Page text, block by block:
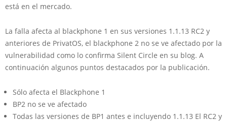
está en el mercado.
La falla afecta al blackphone 1 en sus versiones 1.1.13 RC2 y
anteriores de PrivatOS, el blackphone 2 no se ve afectado por la
vulnerabilidad como lo confirma Silent Circle en su blog. A
continuación algunos puntos destacados por la publicación.
Sólo afecta el Blackphone 1
BP2 no se ve afectado
Todas las versiones de BP1 antes e incluyendo 1.1.13 El RC2 y